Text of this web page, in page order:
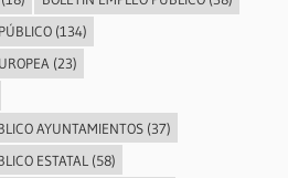
(134)
(23)
AYUNTAMIENTOS(37)
ESTATAL (58)